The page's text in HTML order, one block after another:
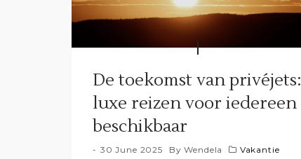
De toekomst van privéjets:
luxe reizen voor iedereen
beschikbaar
30 June 2025 ByWendela Vakantie